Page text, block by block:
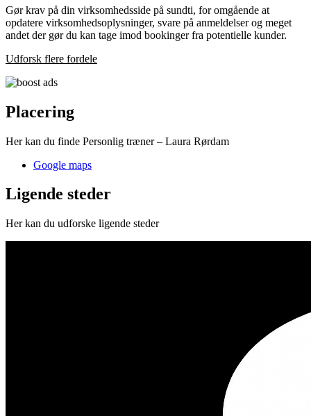
Gør krav på din virksomhedsside på sundti, for omgående at
opdatere virksomhedsoplysninger, svare på anmeldelser og meget
andet der gør du kan tage imod bookinger fra potentielle kunder.
Udforsk flere fordele
Placering
Her kan du finde Personlig træner – Laura Rørdam
Google maps
Ligende steder
Her kan du udforske ligende steder